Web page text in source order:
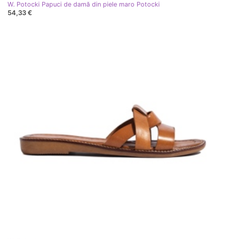
W. Potocki Papuci de damă din piele maro Potocki
54,33 €